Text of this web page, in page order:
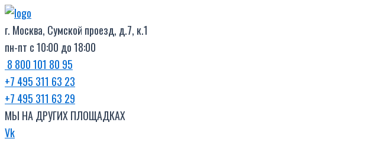
Перейти
к
содержимому
г. Москва, Сумской проезд, д.7, к.1
пн-пт с 10:00 до 18:00
8 800 101 80 95
+7 495 311 63 23
+7 495 311 63 29
МЫ НА ДРУГИХ ПЛОЩАДКАХ
Vk
Поиск
товаров